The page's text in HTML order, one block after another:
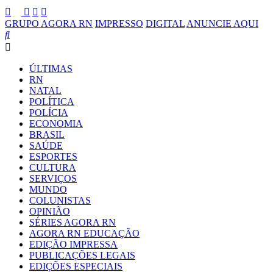
GRUPO AGORA RN IMPRESSO DIGITAL ANUNCIE AQUI
ÚLTIMAS
RN
NATAL
POLÍTICA
POLÍCIA
ECONOMIA
BRASIL
SAÚDE
ESPORTES
CULTURA
SERVIÇOS
MUNDO
COLUNISTAS
OPINIÃO
SÉRIES AGORA RN
AGORA RN EDUCAÇÃO
EDIÇÃO IMPRESSA
PUBLICAÇÕES LEGAIS
EDIÇÕES ESPECIAIS